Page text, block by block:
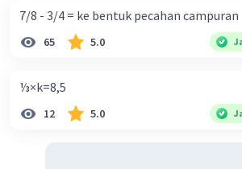
7/8 - 3/4 = ke bentuk pecahan campuran
65 5.0
⅓×k=8,5
12 5.0